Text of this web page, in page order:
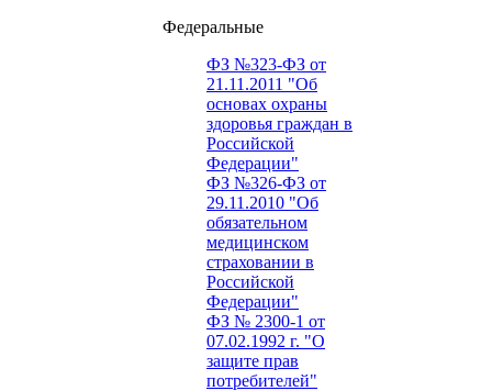
Федеральные
ФЗ №323-ФЗ от
21.11.2011 "Об
основах охраны
здоровья граждан в
Российской
Федерации"
ФЗ №326-ФЗ от
29.11.2010 "Об
обязательном
медицинском
страховании в
Российской
Федерации"
ФЗ № 2300-1 от
07.02.1992 г. "О
защите прав
потребителей"